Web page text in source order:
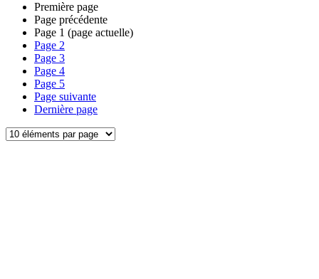
Première page
Page précédente
Page 1 (page actuelle)
Page 2
Page 3
Page 4
Page 5
Page suivante
Dernière page